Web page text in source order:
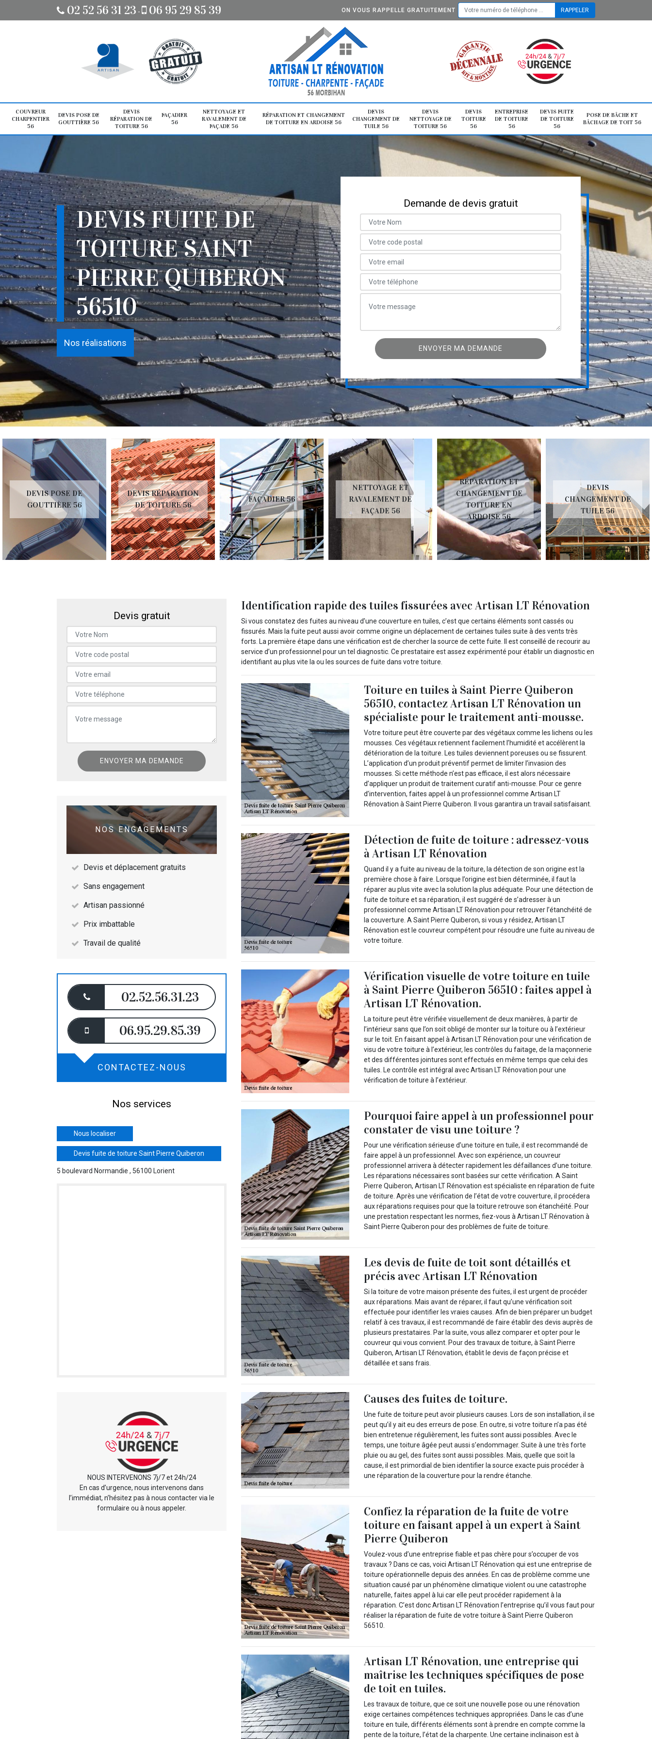
02 52 56 31 23 - 06 95 29 85 39 ON VOUS RAPPELLE GRATUITEMENT
COUVREUR
CHARPENTIER
56
DEVIS POSE DE
GOUTTIÈRE 56
DEVIS
RÉPARATION DE
TOITURE 56
FAÇADIER
56
NETTOYAGE ET
RAVALEMENT DE
FAÇADE 56
RÉPARATION ET CHANGEMENT
DE TOITURE EN ARDOISE 56
DEVIS
CHANGEMENT DE
TUILE 56
DEVIS
NETTOYAGE DE
TOITURE 56
DEVIS
TOITURE
56
ENTREPRISE
DE TOITURE
56
DEVIS FUITE
DE TOITURE
56
POSE DE BÂCHE ET
BÂCHAGE DE TOIT 56
DEVIS FUITE DE
TOITURE SAINT
PIERRE QUIBERON
56510
Nos réalisations
Demande de devis gratuit
DEVIS POSE DE
GOUTTIÈRE 56
DEVIS RÉPARATION
DE TOITURE 56
FAÇADIER 56
NETTOYAGE ET
RAVALEMENT DE
FAÇADE 56
RÉPARATION ET
CHANGEMENT DE
TOITURE EN
ARDOISE 56
DEVIS
CHANGEMENT DE
TUILE 56
Devis gratuit
NOS ENGAGEMENTS
Devis et déplacement gratuits
Sans engagement
Artisan passionné
Prix imbattable
Travail de qualité
02.52.56.31.23
06.95.29.85.39
CONTACTEZ-NOUS
Nos services
Nous localiser
Devis fuite de toiture Saint Pierre Quiberon
5 boulevard Normandie , 56100 Lorient
NOUS INTERVENONS 7j/7 et 24h/24
En cas d’urgence, nous intervenons dans
l’immédiat, n’hésitez pas à nous contacter via le
formulaire ou à nous appeler.
Identification rapide des tuiles fissurées avec Artisan LT Rénovation
Si vous constatez des fuites au niveau d’une couverture en tuiles, c’est que certains éléments sont cassés ou
fissurés. Mais la fuite peut aussi avoir comme origine un déplacement de certaines tuiles suite à des vents très
forts. La première étape dans une vérification est de chercher la source de cette fuite. Il est conseillé de recourir au
service d’un professionnel pour un tel diagnostic. Ce prestataire est assez expérimenté pour établir un diagnostic en
identifiant au plus vite la ou les sources de fuite dans votre toiture.
Toiture en tuiles à Saint Pierre Quiberon
56510, contactez Artisan LT Rénovation un
spécialiste pour le traitement anti-mousse.
Votre toiture peut être couverte par des végétaux comme les lichens ou les
mousses. Ces végétaux retiennent facilement l’humidité et accélèrent la
détérioration de la toiture. Les tuiles deviennent poreuses ou se fissurent.
L’application d’un produit préventif permet de limiter l’invasion des
mousses. Si cette méthode n’est pas efficace, il est alors nécessaire
d’appliquer un produit de traitement curatif anti-mousse. Pour ce genre
d’intervention, faites appel à un professionnel comme Artisan LT
Rénovation à Saint Pierre Quiberon. Il vous garantira un travail satisfaisant.
Détection de fuite de toiture : adressez-vous
à Artisan LT Rénovation
Quand il y a fuite au niveau de la toiture, la détection de son origine est la
première chose à faire. Lorsque l’origine est bien déterminée, il faut la
réparer au plus vite avec la solution la plus adéquate. Pour une détection de
fuite de toiture et sa réparation, il est suggéré de s’adresser à un
professionnel comme Artisan LT Rénovation pour retrouver l’étanchéité de
la couverture. A Saint Pierre Quiberon, si vous y résidez, Artisan LT
Rénovation est le couvreur compétent pour résoudre une fuite au niveau de
votre toiture.
Vérification visuelle de votre toiture en tuile
à Saint Pierre Quiberon 56510 : faites appel à
Artisan LT Rénovation.
La toiture peut être vérifiée visuellement de deux manières, à partir de
l’intérieur sans que l’on soit obligé de monter sur la toiture ou à l’extérieur
sur le toit. En faisant appel à Artisan LT Rénovation pour une vérification de
visu de votre toiture à l’extérieur, les contrôles du faitage, de la maçonnerie
et des différentes jointures sont effectués en même temps que celui des
tuiles. Le contrôle est intégral avec Artisan LT Rénovation pour une
vérification de toiture à l’extérieur.
Pourquoi faire appel à un professionnel pour
constater de visu une toiture ?
Pour une vérification sérieuse d’une toiture en tuile, il est recommandé de
faire appel à un professionnel. Avec son expérience, un couvreur
professionnel arrivera à détecter rapidement les défaillances d’une toiture.
Les réparations nécessaires sont basées sur cette vérification. A Saint
Pierre Quiberon, Artisan LT Rénovation est spécialiste en réparation de fuite
de toiture. Après une vérification de l’état de votre couverture, il procédera
aux réparations requises pour que la toiture retrouve son étanchéité. Pour
une prestation respectant les normes, fiez-vous à Artisan LT Rénovation à
Saint Pierre Quiberon pour des problèmes de fuite de toiture.
Les devis de fuite de toit sont détaillés et
précis avec Artisan LT Rénovation
Si la toiture de votre maison présente des fuites, il est urgent de procéder
aux réparations. Mais avant de réparer, il faut qu’une vérification soit
effectuée pour identifier les vraies causes. Afin de bien préparer un budget
relatif à ces travaux, il est recommandé de faire établir des devis auprès de
plusieurs prestataires. Par la suite, vous allez comparer et opter pour le
couvreur qui vous convient. Pour des travaux de toiture, à Saint Pierre
Quiberon, Artisan LT Rénovation, établit le devis de façon précise et
détaillée et sans frais.
Causes des fuites de toiture.
Une fuite de toiture peut avoir plusieurs causes. Lors de son installation, il se
peut qu’il y ait eu des erreurs de pose. En outre, si votre toiture n’a pas été
bien entretenue régulièrement, les fuites sont aussi possibles. Avec le
temps, une toiture âgée peut aussi s’endommager. Suite à une très forte
pluie ou au gel, des fuites sont aussi possibles. Mais, quelle que soit la
cause, il est primordial de bien identifier la source exacte puis procéder à
une réparation de la couverture pour la rendre étanche.
Confiez la réparation de la fuite de votre
toiture en faisant appel à un expert à Saint
Pierre Quiberon
Voulez-vous d’une entreprise fiable et pas chère pour s’occuper de vos
travaux ? Dans ce cas, voici Artisan LT Rénovation qui est une entreprise de
toiture opérationnelle depuis des années. En cas de problème comme une
situation causé par un phénomène climatique violent ou une catastrophe
naturelle, faites appel à lui car elle peut procéder rapidement à la
réparation. C’est donc Artisan LT Rénovation l’entreprise qu’il vous faut pour
réaliser la réparation de fuite de votre toiture à Saint Pierre Quiberon
56510.
Artisan LT Rénovation, une entreprise qui
maîtrise les techniques spécifiques de pose
de toit en tuiles.
Les travaux de toiture, que ce soit une nouvelle pose ou une rénovation
exige certaines compétences techniques appropriées. Dans le cas d’une
toiture en tuile, différents éléments sont à prendre en compte comme la
pente de la toiture, l’état de la charpente. Une certaine inclinaison est à